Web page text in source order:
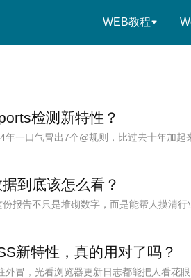
WEB教程
检测新特性？
一口气冒出7个@规则，比过去十年加起
到底该怎么看？
报告不只是堆砌数字，而是能帮人摸清
新特性，真的用对了吗？
冒，光看浏览器更新日志都能把人看花